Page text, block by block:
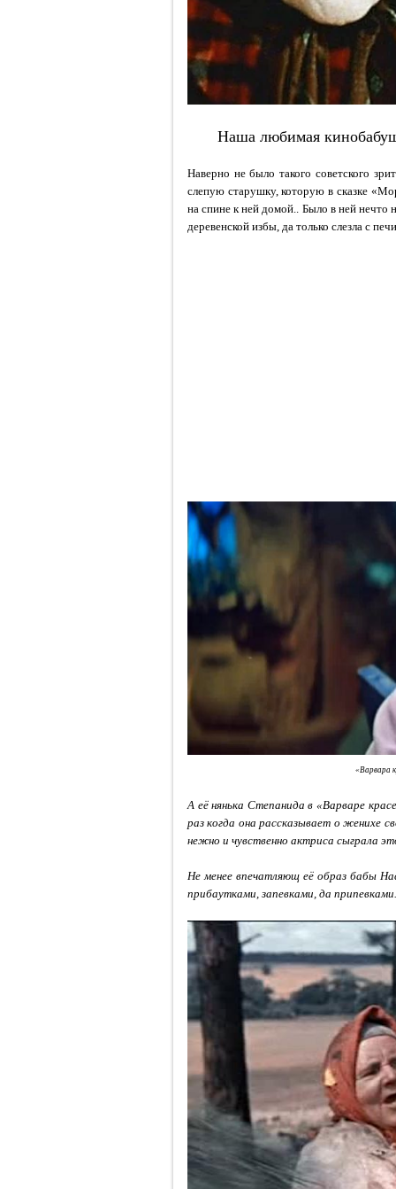
Наша любимая
Наверно не было такого советского
слепую старушку, которую в сказке
на спине к ней домой.. Было в ней нечто
деревенской избы, да только слезла с
«Варвара
А её нянька Степанида в «Варваре
раз когда она рассказывает о женихе
нежно и чувственно актриса сыграла
Не менее впечатляющ её образ бабы
прибаутками, запевками, да